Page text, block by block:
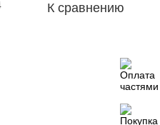
К сравнению